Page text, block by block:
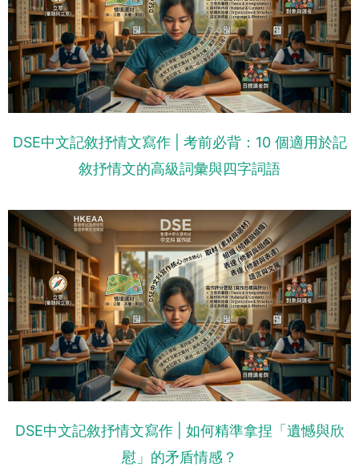
DSE中文記敘抒情文寫作 | 考前必背：10 個適用於記
敘抒情文的高級詞彙與四字詞語
DSE中文記敘抒情文寫作 | 如何精準拿捏「遺憾與欣
慰」的矛盾情感？